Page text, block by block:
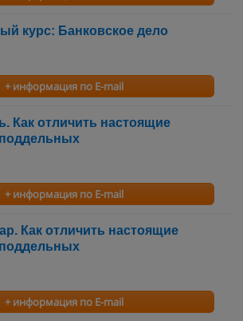
курс: Банковское дело
+ информация по E-mail
Как отличить настоящие
+ информация по E-mail
Как отличить настоящие
+ информация по E-mail